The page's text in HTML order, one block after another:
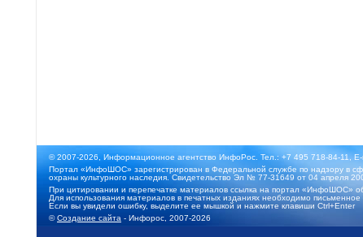
© 2007-2026, Информационное агентство ИнфоРос. Тел.: +7 495 718-84-11,
Портал «ИнфоШОС» зарегистрирован в Федеральной службе по надзору в
охраны культурного наследия. Свидетельство Эл № 77-31649 от 04 апреля
При цитировании и перепечатке материалов ссылка на портал «ИнфоШОС»
Для использования материалов в печатных изданиях необходимо письменное
Если вы увидели ошибку, выделите ее мышкой и нажмите клавиши Ctrl+Enter
©Создание сайта - Инфорос, 2007-2026